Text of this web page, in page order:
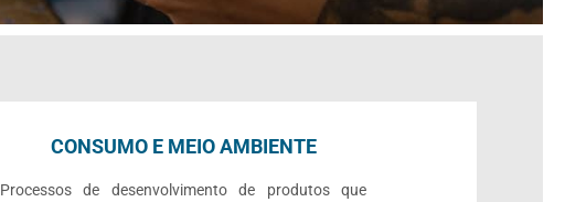
CONSUMO E MEIO AMBIENTE
Processos de desenvolvimento de produtos que